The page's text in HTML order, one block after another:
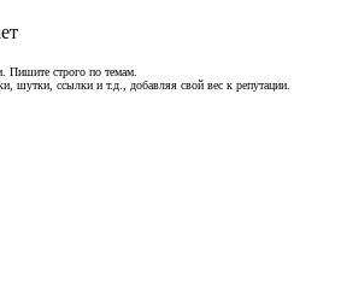
Пишите строго по темам.
шутки, ссылки и т.д., добавляя свой вес к репутации.